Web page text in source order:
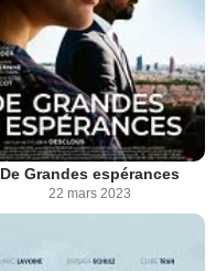
De Grandes espérances
22 mars 2023